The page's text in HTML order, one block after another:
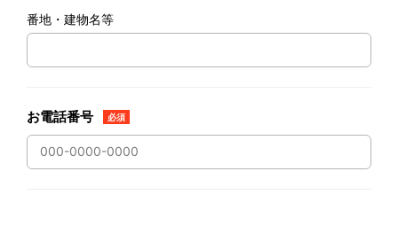
番地・建物名等
お電話番号 必須